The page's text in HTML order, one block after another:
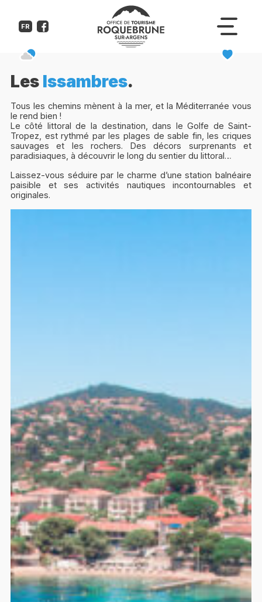
FR
Les Issambres.
Tous les chemins mènent à la mer, et la Méditerranée vous
le rend bien !
Le côté littoral de la destination, dans le Golfe de Saint-
Tropez, est rythmé par les plages de sable fin, les criques
sauvages et les rochers. Des décors surprenants et
paradisiaques, à découvrir le long du sentier du littoral…
Laissez-vous séduire par le charme d’une station balnéaire
paisible et ses activités nautiques incontournables et
originales.